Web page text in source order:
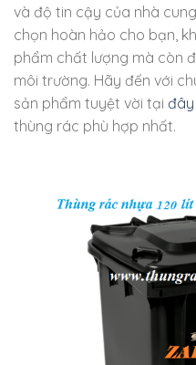
và độ tin cậy của nhà
chọn hoàn hảo cho bạn,
phẩm chất lượng mà còn
môi trường. Hãy đến với
sản phẩm tuyệt vời tại đây
thùng rác phù hợp nhất.